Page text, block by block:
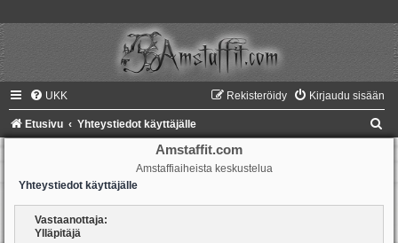
UKK Kirjaudu sisään
Rekisteröidy
Etusivu Yhteystiedot käyttäjälle
Amstaffit.com
Amstaffiaiheista keskustelua
Yhteystiedot käyttäjälle
Vastaanottaja:
Ylläpitäjä